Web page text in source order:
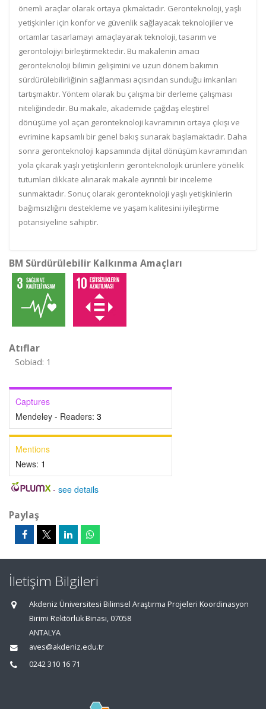
önemli araçlar olarak ortaya çıkmaktadır. Geronteknoloji, yaşlı
yetişkinler için konfor ve güvenlik sağlayacak teknolojiler ve
ortamlar tasarlamayı amaçlayarak teknoloji, tasarım ve
gerontolojiyi birleştirmektedir. Bu makalenin amacı
geronteknoloji bilimin gelişimini ve uzun dönem bakımın
sürdürülebilirliğinin sağlanması açısından sunduğu imkanları
tartışmaktır. Yöntem olarak bu çalışma bir derleme çalışması
niteliğindedir. Bu makale, akademide çağdaş eleştirel
dönüşüme yol açan geronteknoloji kavramının ortaya çıkışı ve
evrimine kapsamlı bir genel bakış sunarak başlamaktadır. Daha
sonra geronteknoloji kapsamında dijital dönüşüm kavramından
yola çıkarak yaşlı yetişkinlerin geronteknolojik ürünlere yönelik
tutumları dikkate alınarak makale ayrıntılı bir inceleme
sunmaktadır. Sonuç olarak geronteknoloji yaşlı yetişkinlerin
bağımsızlığını destekleme ve yaşam kalitesini iyileştirme
potansiyeline sahiptir.
BM Sürdürülebilir Kalkınma Amaçları
Atıflar
Sobiad: 1
Captures
Mendeley - Readers: 3
Mentions
News: 1
- see details
Paylaş
İletişim Bilgileri
Akdeniz Üniversitesi Bilimsel Araştırma Projeleri Koordinasyon
Birimi Rektörlük Binası, 07058
ANTALYA
aves@akdeniz.edu.tr
0242 310 16 71